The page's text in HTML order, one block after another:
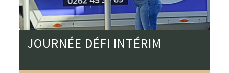
JOURNÉE DÉFI INTÉRIM